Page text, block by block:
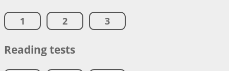
1 2 3
Reading tests